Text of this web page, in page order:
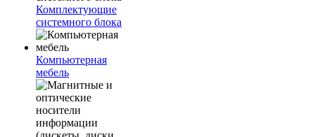
Комплектующие
системного блока
Компьютерная
мебель